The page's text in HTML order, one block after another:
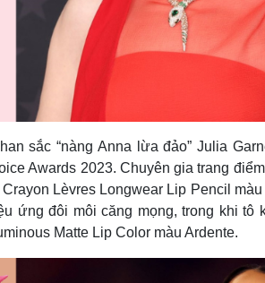
sắc “nàng Anna lừa đảo” Julia
Awards 2023. Chuyên gia trang
Lèvres Longwear Lip Pencil
ứng đôi môi căng mọng, trong khi tô
Matte Lip Color màu Ardente.